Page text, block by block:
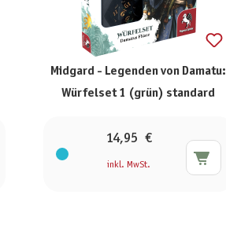
Midgard - Legenden von Damatu:
Würfelset 1 (grün) standard
14,95 €
inkl. MwSt.